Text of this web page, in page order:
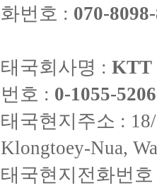
화번호 : 070-
태국회사명 : KTT
번호 : 0-1055-
태국현지주소 :
Klongtoey-Nua,
태국현지전화번